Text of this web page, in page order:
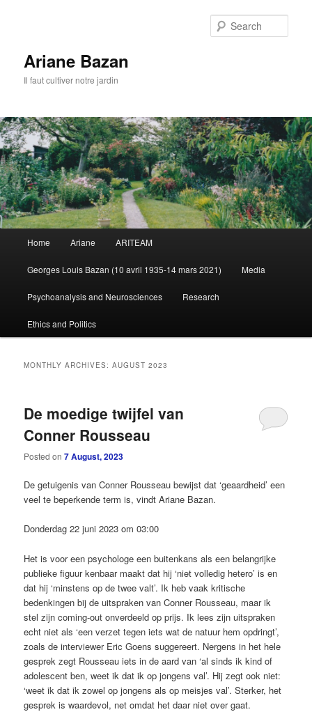
Ariane Bazan
Il faut cultiver notre jardin
Skip
to
primary
Skip
to
secondary
Home Ariane ARITEAM
Georges Louis Bazan (10 avril 1935-14 mars 2021) Media
Psychoanalysis and Neurosciences Research
Ethics and Politics
MONTHLY ARCHIVES:AUGUST 2023
De moedige twijfel van
Conner Rousseau
Posted on7 August, 2023
De getuigenis van Conner Rousseau bewijst dat ‘geaardheid’ een
veel te beperkende term is, vindt Ariane Bazan.
Donderdag 22 juni 2023 om 03:00
Het is voor een psychologe een buitenkans als een belangrijke
publieke figuur kenbaar maakt dat hij ‘niet volledig hetero’ is en
dat hij ‘minstens op de twee valt’. Ik heb vaak kritische
bedenkingen bij de uitspraken van Conner Rousseau, maar ik
stel zijn coming-out onverdeeld op prijs. Ik lees zijn uitspraken
echt niet als ‘een verzet tegen iets wat de natuur hem opdringt’,
zoals de interviewer Eric Goens suggereert. Nergens in het hele
gesprek zegt Rousseau iets in de aard van ‘al sinds ik kind of
adolescent ben, weet ik dat ik op jongens val’. Hij zegt ook niet:
‘weet ik dat ik zowel op jongens als op meisjes val’. Sterker, het
gesprek is waardevol, net omdat het daar niet over gaat.